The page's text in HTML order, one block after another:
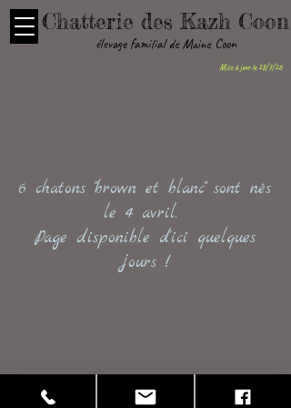
Chatterie des Kazh Coon
élevage familial de Maine Coon
Mise à jour le 28/7/26
6 chatons "brown et blanc" sont nés
le 4 avril.
Page disponible d'ici quelques
jours !